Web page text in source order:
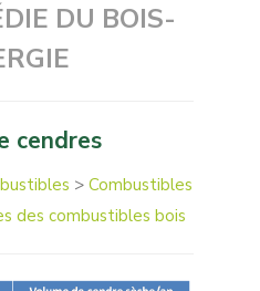
DU BOIS-
cendres
> Combustibles
des combustibles bois